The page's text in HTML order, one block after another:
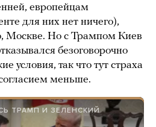
европейцам
для них нет ничего),
Москве. Но с Трампом Киев
безоговорочно
условия, так что тут страха
меньше.
ТРАМП И ЗЕЛЕНСКИЙ